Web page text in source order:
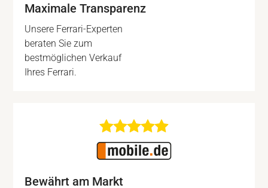
Maximale Transparenz
Unsere Ferrari-Experten
beraten Sie zum
bestmöglichen Verkauf
Ihres Ferrari.
Bewährt am Markt